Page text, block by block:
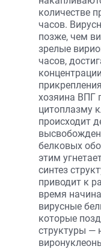
количестве
часов.
позже, чем
зрелые
часов,
хозяина ВПГ
цитоплазму
происходит
белковых
этим
синтез
приводит к
время
вирусные
которые
структуры —